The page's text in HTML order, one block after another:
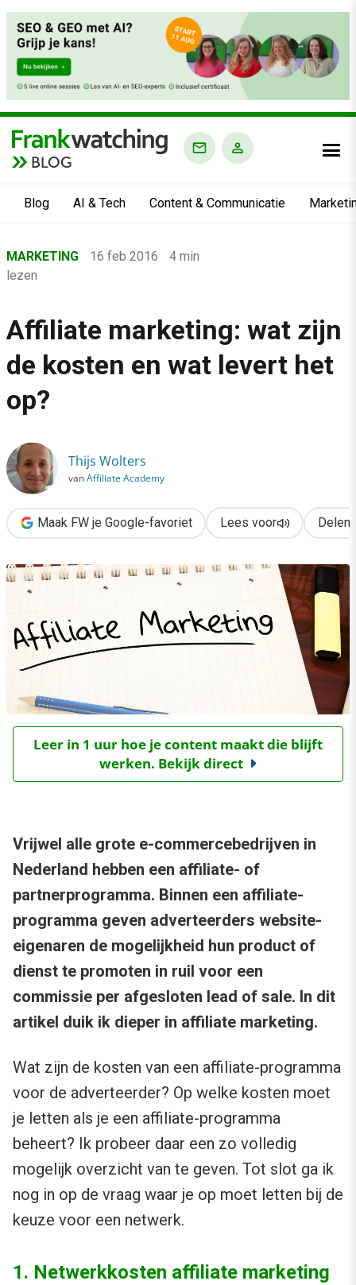
BLOG
Blog AI & Tech Content & Communicatie
›
Marketing
›
Affiliate marketing: wat zijn de kosten en wat levert het op?
MARKETING 16 feb 2016
4 min
lezen
Affiliate marketing: wat zijn
de kosten en wat levert het
op?
Thijs Wolters
vanAffiliate Academy
Maak FW je Google-favoriet Lees voor Delen
Leer in 1 uur hoe je content maakt die blijft
werken. Bekijk direct
Vrijwel alle grote e-commercebedrijven in
Nederland hebben een affiliate- of
partnerprogramma. Binnen een affiliate-
programma geven adverteerders website-
eigenaren de mogelijkheid hun product of
dienst te promoten in ruil voor een
commissie per afgesloten lead of sale. In dit
artikel duik ik dieper in affiliate marketing.
Wat zijn de kosten van een affiliate-programma
voor de adverteerder? Op welke kosten moet
je letten als je een affiliate-programma
beheert? Ik probeer daar een zo volledig
mogelijk overzicht van te geven. Tot slot ga ik
nog in op de vraag waar je op moet letten bij de
keuze voor een netwerk.
1. Netwerkkosten affiliate marketing